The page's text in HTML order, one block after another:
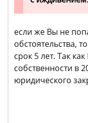
если же Вы не
обстоятельства,
срок 5 лет. Так
собственности в
юридического